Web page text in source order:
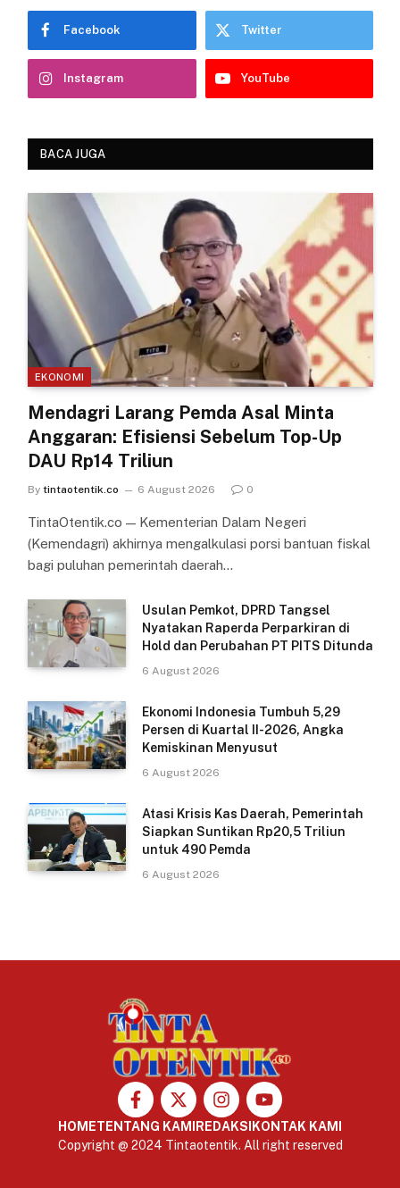
Facebook Twitter
Instagram YouTube
BACA JUGA
EKONOMI
Mendagri Larang Pemda Asal Minta
Anggaran: Efisiensi Sebelum Top-Up
DAU Rp14 Triliun
By tintaotentik.co 6 August 2026 0
TintaOtentik.co — Kementerian Dalam Negeri
(Kemendagri) akhirnya mengalkulasi porsi bantuan fiskal
bagi puluhan pemerintah daerah…
Usulan Pemkot, DPRD Tangsel
Nyatakan Raperda Perparkiran di
Hold dan Perubahan PT PITS Ditunda
6 August 2026
Ekonomi Indonesia Tumbuh 5,29
Persen di Kuartal II-2026, Angka
Kemiskinan Menyusut
6 August 2026
Atasi Krisis Kas Daerah, Pemerintah
Siapkan Suntikan Rp20,5 Triliun
untuk 490 Pemda
6 August 2026
HOMETENTANG KAMI REDAKSI KONTAK KAMI
Copyright @ 2024 Tintaotentik. All right reserved